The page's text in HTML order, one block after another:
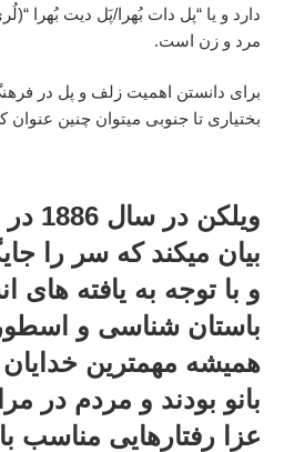
دارد و یا “پل دات بُهرا/پَل دیت بُهرا
مرد و زن است.
برای دانستن اهمیت زلف و پل در
بختیاری تا جنوبی میتوان چنین عنوان
بیان میکند که سر را
و با توجه به یافته های
باستان شناسی و
همیشه مهمترین خدایان
بانو بودند و مردم در
عزا رفتارهایی مناسب